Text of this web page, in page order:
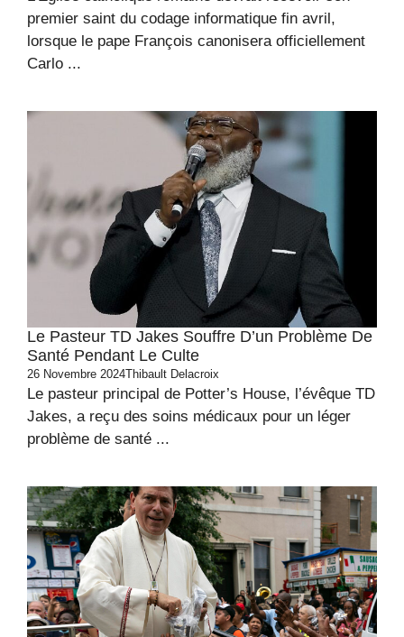
premier saint du codage informatique fin avril,
lorsque le pape François canonisera officiellement
Carlo ...
Le Pasteur TD Jakes Souffre D’un Problème De
Santé Pendant Le Culte
26 Novembre 2024Thibault Delacroix
Le pasteur principal de Potter’s House, l’évêque TD
Jakes, a reçu des soins médicaux pour un léger
problème de santé ...